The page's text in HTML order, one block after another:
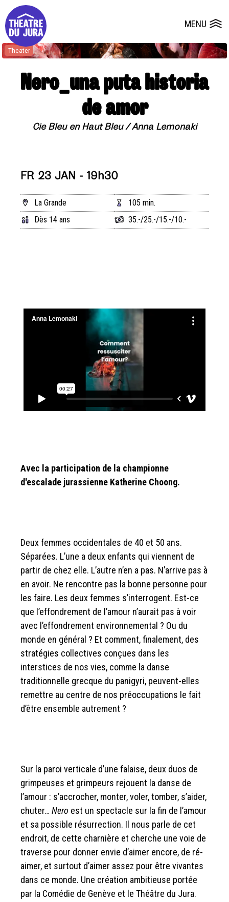
MENU
Presse Dépôts de dossiers
Theater
Theater
Theater
Theater
Theater
Nero_una puta historia
de amor
Cie Bleu en Haut Bleu / Anna Lemonaki
Avec la participation de la championne
d'escalade jurassienne Katherine Choong.
Deux femmes occidentales de 40 et 50 ans.
Séparées. L’une a deux enfants qui viennent de
partir de chez elle. L’autre n’en a pas. N’arrive pas à
en avoir. Ne rencontre pas la bonne personne pour
les faire. Les deux femmes s’interrogent. Est-ce
que l’effondrement de l’amour n’aurait pas à voir
avec l’effondrement environnemental ? Ou du
monde en général ? Et comment, finalement, des
stratégies collectives conçues dans les
interstices de nos vies, comme la danse
traditionnelle grecque du panigyri, peuvent-elles
remettre au centre de nos préoccupations le fait
d’être ensemble autrement ?
Sur la paroi verticale d’une falaise, deux duos de
grimpeuses et grimpeurs rejouent la danse de
l’amour : s’accrocher, monter, voler, tomber, s’aider,
chuter… Nero est un spectacle sur la fin de l’amour
et sa possible résurrection. Il nous parle de cet
endroit, de cette charnière et cherche une voie de
traverse pour donner envie d’aimer encore, de ré-
aimer, et surtout d’aimer assez pour être vivantes
dans ce monde. Une création ambitieuse portée
par la Comédie de Genève et le Théâtre du Jura.
FR 23 JAN - 19h30
La Grande
105 min.
Dès 14 ans
35.-/25.-/15.-/10.-